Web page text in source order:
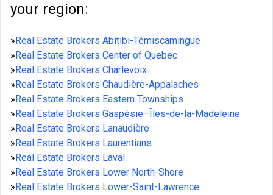
your region:
»Real Estate Brokers Abitibi-Témiscamingue
»Real Estate Brokers Center of Quebec
»Real Estate Brokers Charlevoix
»Real Estate Brokers Chaudière-Appalaches
»Real Estate Brokers Eastern Townships
»Real Estate Brokers Gaspésie–Îles-de-la-Madeleine
»Real Estate Brokers Lanaudière
»Real Estate Brokers Laurentians
»Real Estate Brokers Laval
»Real Estate Brokers Lower North-Shore
»Real Estate Brokers Lower-Saint-Lawrence